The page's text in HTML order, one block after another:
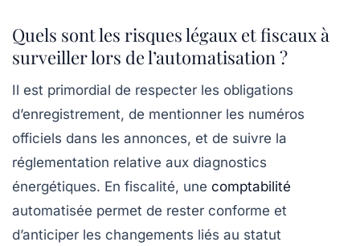
Quels sont les risques légaux et fiscaux à
surveiller lors de l’automatisation ?
Il est primordial de respecter les obligations
d’enregistrement, de mentionner les numéros
officiels dans les annonces, et de suivre la
réglementation relative aux diagnostics
énergétiques. En fiscalité, une comptabilité
automatisée permet de rester conforme et
d’anticiper les changements liés au statut